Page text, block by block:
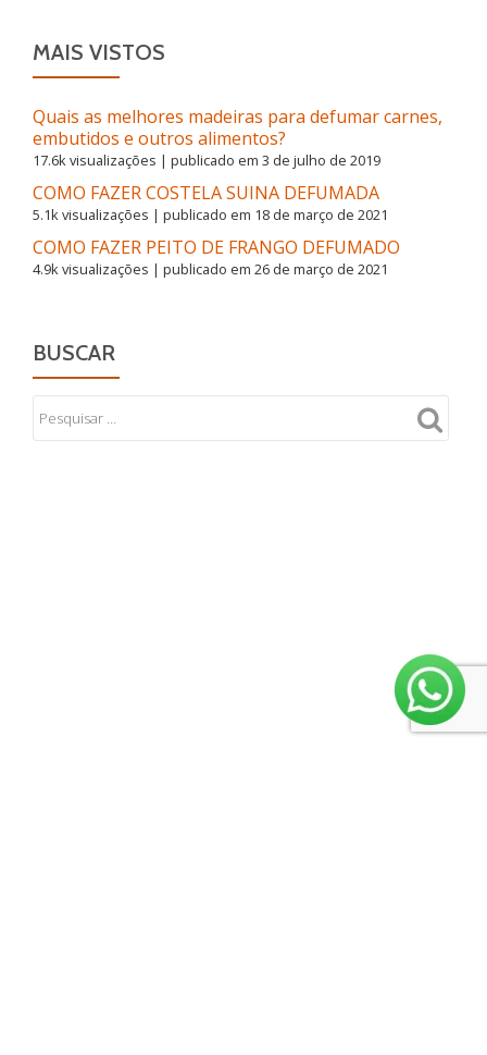
MAIS VISTOS
Quais as melhores madeiras para defumar carnes,
embutidos e outros alimentos?
17.6k visualizações | publicado em 3 de julho de 2019
COMO FAZER COSTELA SUINA DEFUMADA
5.1k visualizações | publicado em 18 de março de 2021
COMO FAZER PEITO DE FRANGO DEFUMADO
4.9k visualizações | publicado em 26 de março de 2021
BUSCAR